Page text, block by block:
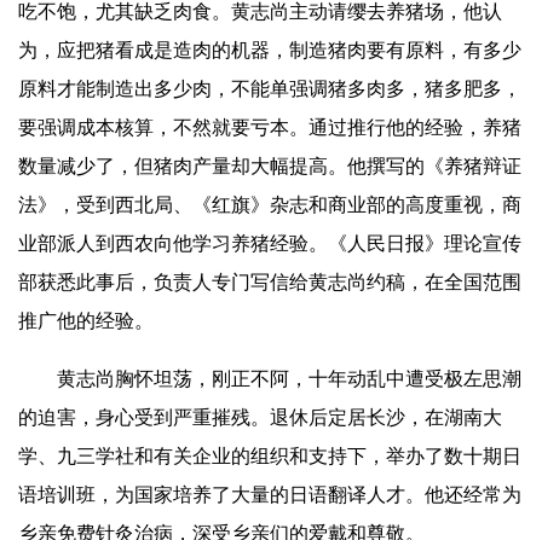
吃不饱，尤其缺乏肉食。黄志尚主动请缨去养猪场，他认
为，应把猪看成是造肉的机器，制造猪肉要有原料，有多少
原料才能制造出多少肉，不能单强调猪多肉多，猪多肥多，
要强调成本核算，不然就要亏本。通过推行他的经验，养猪
数量减少了，但猪肉产量却大幅提高。他撰写的《养猪辩证
法》，受到西北局、《红旗》杂志和商业部的高度重视，商
业部派人到西农向他学习养猪经验。《人民日报》理论宣传
部获悉此事后，负责人专门写信给黄志尚约稿，在全国范围
推广他的经验。
黄志尚胸怀坦荡，刚正不阿，十年动乱中遭受极左思潮
的迫害，身心受到严重摧残。退休后定居长沙，在湖南大
学、九三学社和有关企业的组织和支持下，举办了数十期日
语培训班，为国家培养了大量的日语翻译人才。他还经常为
乡亲免费针灸治病，深受乡亲们的爱戴和尊敬。